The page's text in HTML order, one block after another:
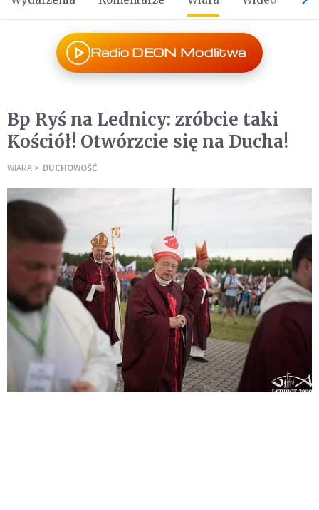
Radio DEON Modlitwa
Bp Ryś na Lednicy: zróbcie taki
Kościół! Otwórzcie się na Ducha!
WIARA DUCHOWOŚĆ